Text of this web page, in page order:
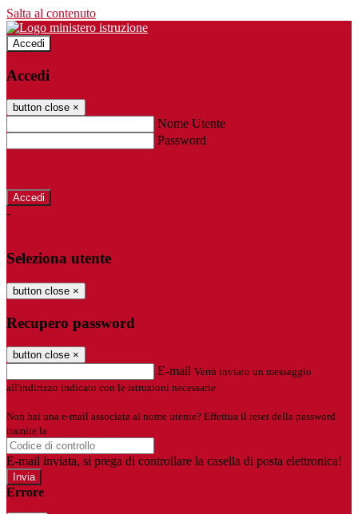
Salta al contenuto
Accedi
Accedi
button close ×
Nome Utente
Password
-
Seleziona utente
button close ×
Recupero password
button close ×
E-mail Verrà inviato un messaggio
all'indirizzo indicato con le istruzioni necessarie.
Non hai una e-mail associata al nome utente? Effettua il reset della password
tramite la
E-mail inviata, si prega di controllare la casella di posta elettronica!
Errore